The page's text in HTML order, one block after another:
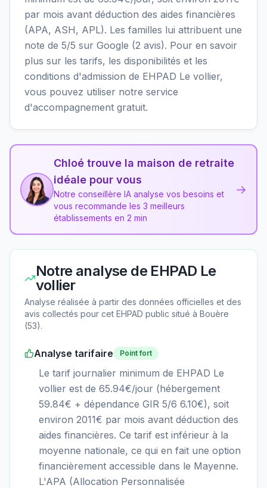
par mois avant déduction des aides financières
(APA, ASH, APL). Les familles lui attribuent une
note de 5/5 sur Google (2 avis). Pour en savoir
plus sur les tarifs, les disponibilités et les
conditions d'admission de EHPAD Le vollier,
vous pouvez utiliser notre service
d'accompagnement gratuit.
Chloé trouve la maison de retraite
idéale pour vous
Notre conseillère IA analyse vos besoins et
vous recommande les 3 meilleurs
établissements en 2 min
→
Notre analyse de EHPAD Le
vollier
Analyse réalisée à partir des données officielles et des
avis collectés pour cet EHPAD public situé à Bouère
(53).
Analyse tarifaire Point fort
Le tarif journalier minimum de EHPAD Le
vollier est de 65.94€/jour (hébergement
59.84€ + dépendance GIR 5/6 6.10€), soit
environ 2011€ par mois avant déduction des
aides financières. Ce tarif est inférieur à la
moyenne nationale, ce qui en fait une option
financièrement accessible dans le Mayenne.
L'APA (Allocation Personnalisée